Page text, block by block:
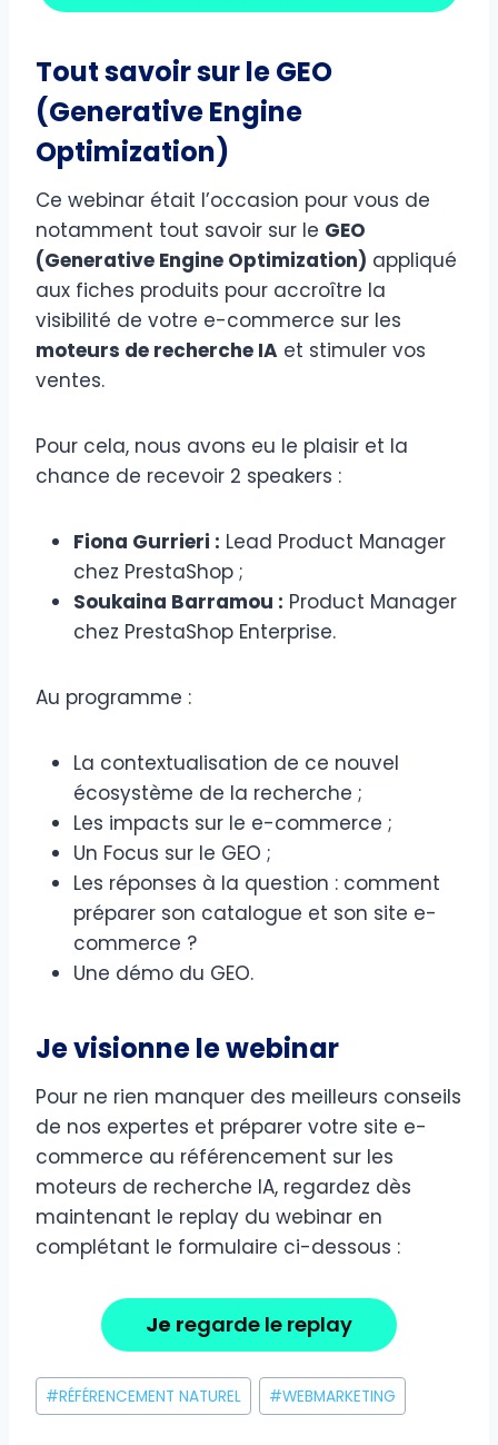
Tout savoir sur le GEO
(Generative Engine
Optimization)
Ce webinar était l’occasion pour vous de
notamment tout savoir sur le GEO
(Generative Engine Optimization) appliqué
aux fiches produits pour accroître la
visibilité de votre e-commerce sur les
moteurs de recherche IA et stimuler vos
ventes.
Pour cela, nous avons eu le plaisir et la
chance de recevoir 2 speakers :
Fiona Gurrieri : Lead Product Manager
chez PrestaShop ;
Soukaina Barramou : Product Manager
chez PrestaShop Enterprise.
Au programme :
La contextualisation de ce nouvel
écosystème de la recherche ;
Les impacts sur le e-commerce ;
Un Focus sur le GEO ;
Les réponses à la question : comment
préparer son catalogue et son site e-
commerce ?
Une démo du GEO.
Je visionne le webinar
Pour ne rien manquer des meilleurs conseils
de nos expertes et préparer votre site e-
commerce au référencement sur les
moteurs de recherche IA, regardez dès
maintenant le replay du webinar en
complétant le formulaire ci-dessous :
Je regarde le replay
Étiquettes
de
#RÉFÉRENCEMENT NATUREL #WEBMARKETING